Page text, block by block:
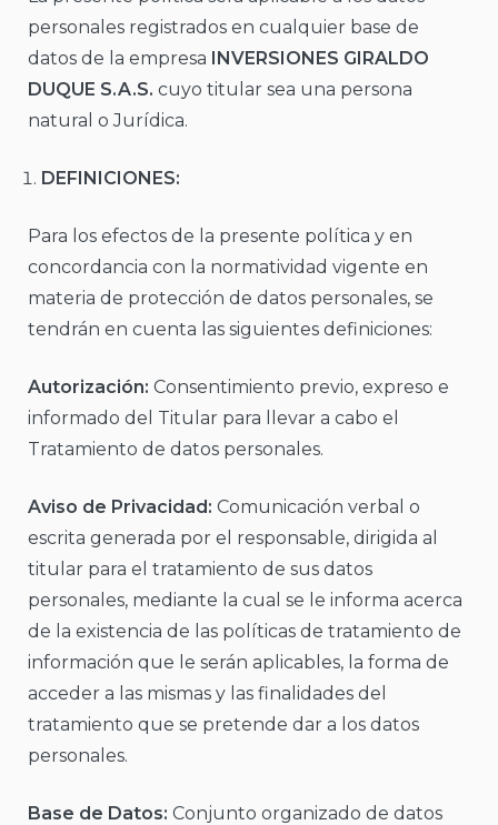
personales registrados en cualquier base de
datos de la empresa INVERSIONES GIRALDO
DUQUE S.A.S. cuyo titular sea una persona
natural o Jurídica.
DEFINICIONES:
Para los efectos de la presente política y en
concordancia con la normatividad vigente en
materia de protección de datos personales, se
tendrán en cuenta las siguientes definiciones:
Autorización: Consentimiento previo, expreso e
informado del Titular para llevar a cabo el
Tratamiento de datos personales.
Aviso de Privacidad: Comunicación verbal o
escrita generada por el responsable, dirigida al
titular para el tratamiento de sus datos
personales, mediante la cual se le informa acerca
de la existencia de las políticas de tratamiento de
información que le serán aplicables, la forma de
acceder a las mismas y las finalidades del
tratamiento que se pretende dar a los datos
personales.
Base de Datos: Conjunto organizado de datos